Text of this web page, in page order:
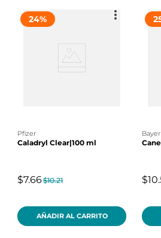
24%
pfizer
Caladryl Clear|100 ml
$7.66$10.21
AÑADIR AL CARRITO
bayer